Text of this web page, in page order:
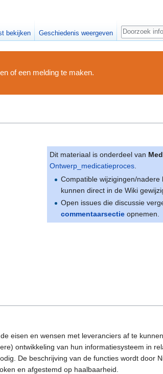
of een melding te maken.
Dit materiaal is onderdeel van
Ontwerp_medicatieproces
Compatible wijzigingen/
kunnen direct in de Wiki
Open issues die discussie
commentaarsectie opnemen.
eisen en wensen met leveranciers af te
ontwikkeling van hun informatiesysteem in
De beschrijving van de functies wordt door
en afgestemd op haalbaarheid.
bekijken Geschiedenis weergeven
Zoeken